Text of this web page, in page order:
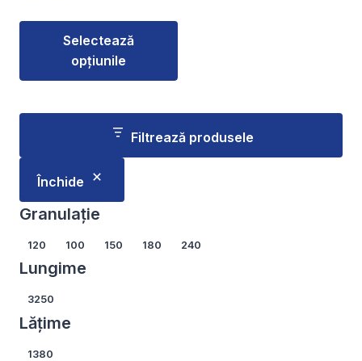
Selectează
opțiunile
produs
multe
variații.
Opțiunile
alese
în
pagina
produsului.
Filtrează produsele
Închide
Granulație
Granulație
120 100 150 180 240
Lungime
Lungime
3250
Lățime
Lățime
1380